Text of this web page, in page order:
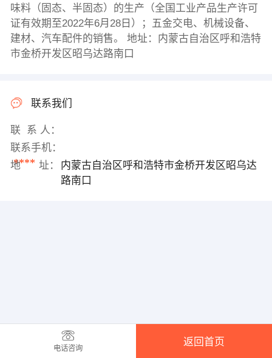
味料（固态、半固态）的生产（全国工业产品生产许可
证有效期至2022年6月28日）；五金交电、机械设备、
建材、汽车配件的销售。 地址：内蒙古自治区呼和浩特
市金桥开发区昭乌达路南口
联系我们
联 系 人：
联系手机：
****
地 址：
内蒙古自治区呼和浩特市金桥开发区昭乌达
路南口
电话咨询
返回首页